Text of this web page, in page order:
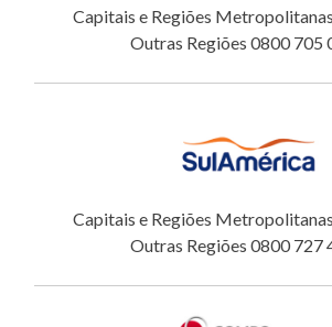
Capitais e Regiões
Outras Regiões 0800 705
Capitais e Regiões
Outras Regiões 0800 727